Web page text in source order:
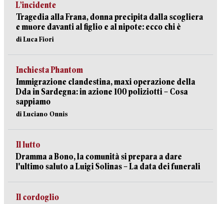
L’incidente
Tragedia alla Frana, donna precipita dalla scogliera
e muore davanti al figlio e al nipote: ecco chi è
di Luca Fiori
Inchiesta Phantom
Immigrazione clandestina, maxi operazione della
Dda in Sardegna: in azione 100 poliziotti – Cosa
sappiamo
di Luciano Onnis
Il lutto
Dramma a Bono, la comunità si prepara a dare
l'ultimo saluto a Luigi Solinas – La data dei funerali
Il cordoglio